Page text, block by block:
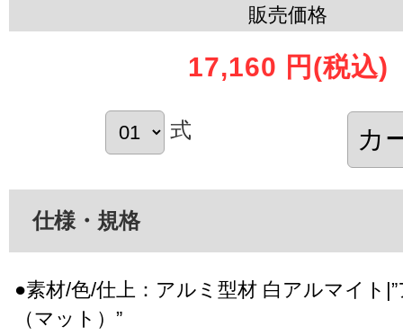
販売価格
17,160 円 (税込)
式
仕様・規格
●素材/色/仕上：アルミ型材 白アルマイト
（マット）”